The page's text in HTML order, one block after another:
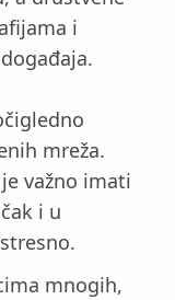
i
mreža.
važno imati
i u
mnogih,